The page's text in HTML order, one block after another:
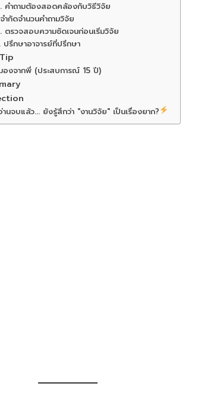
คำถามต้องสอดคล้องกับวิธีวิจัย
จำกัดจำนวนคำถามวิจัย
ตรวจสอบความชัดเจนก่อนเริ่มวิจัย
ปรึกษาอาจารย์ที่ปรึกษา
องจากพี่ (ประสบการณ์ 15 ปี)
านจบแล้ว... ยังรู้สึกว่า "งานวิจัย" เป็นเรื่องยาก?